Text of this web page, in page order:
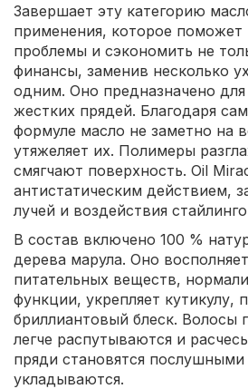
Завершает эту категорию
применения, которое поможет
проблемы и сэкономить не
финансы, заменив несколько
одним. Оно предназначено
жестких прядей. Благодаря
формуле масло не заметно на
утяжеляет их. Полимеры
смягчают поверхность. Oil
антистатическим действием,
лучей и воздействия
В состав включено 100 %
дерева марула. Оно
питательных веществ,
функции, укрепляет кутикулу,
бриллиантовый блеск. Волосы
легче распутываются и
пряди становятся послушными
укладываются.